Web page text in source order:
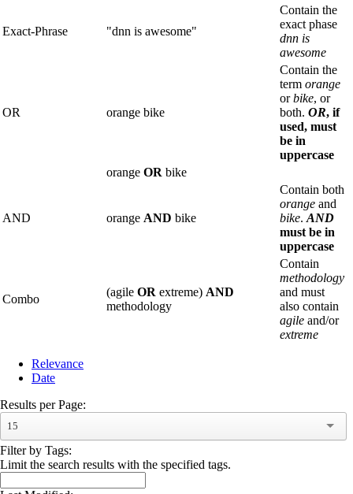
Exact-Phrase "dnn is awesome"
Contain the
exact phase
dnn is
awesome
OR orange bike
Contain the
term orange
orbike, or
both. OR, if
used, must
be in
uppercase
orange OR bike
AND orange AND bike
Contain both
orange and
bike. AND
must be in
uppercase
Combo
(agile OR extreme) AND
methodology
Contain
methodology
and must
also contain
agile and/or
extreme
Relevance
Date
Results per Page:
15
Filter by Tags:
Limit the search results with the specified tags.